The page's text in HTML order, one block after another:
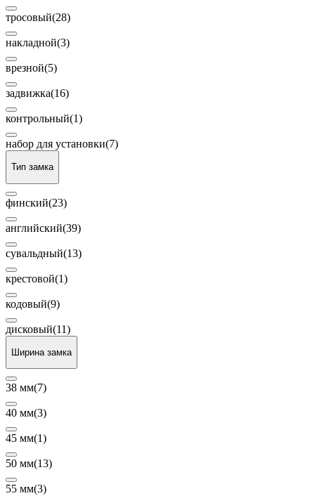
тросовый(28)
накладной(3)
врезной(5)
задвижка(16)
контрольный(1)
набор для установки(7)
Тип замка
финский(23)
английский(39)
сувальдный(13)
крестовой(1)
кодовый(9)
дисковый(11)
Ширина замка
38 мм(7)
40 мм(3)
45 мм(1)
50 мм(13)
55 мм(3)